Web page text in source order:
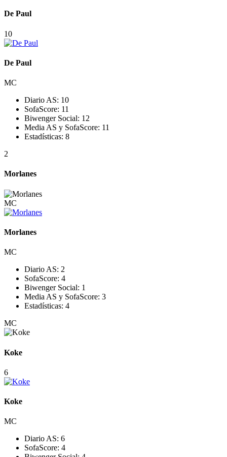
De Paul
10
De Paul
MC
Diario AS: 10
SofaScore: 11
Biwenger Social: 12
Media AS y SofaScore: 11
Estadísticas: 8
2
Morlanes
MC
Morlanes
MC
Diario AS: 2
SofaScore: 4
Biwenger Social: 1
Media AS y SofaScore: 3
Estadísticas: 4
MC
Koke
6
Koke
MC
Diario AS: 6
SofaScore: 4